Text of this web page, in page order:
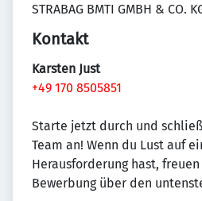
STRABAG BMTI GMBH & CO.
Kontakt
Karsten Just
+49 170 8505851
Starte jetzt durch und
Team an! Wenn du Lust auf
Herausforderung hast,
Bewerbung über den